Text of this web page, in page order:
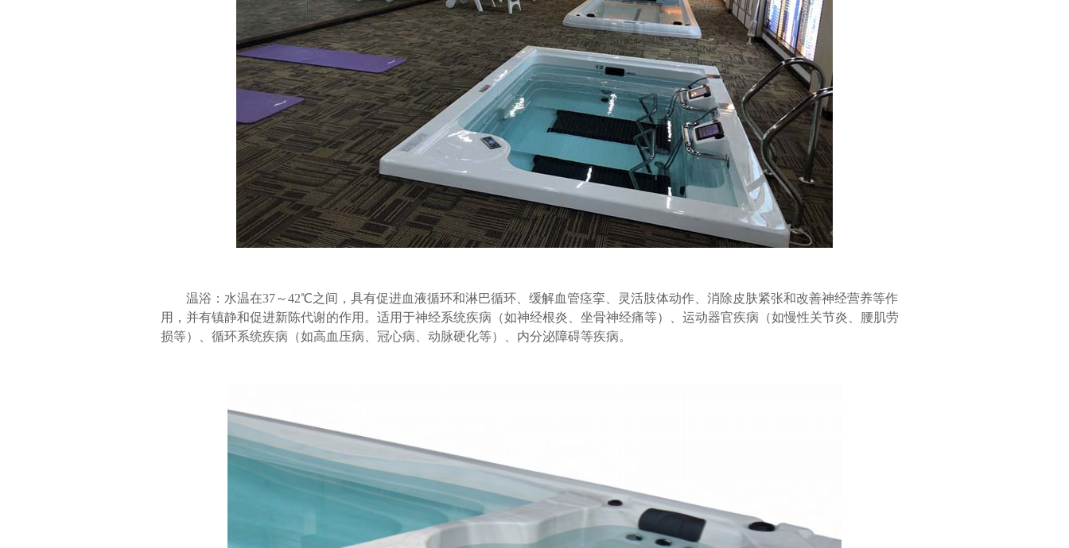
温浴：水温在37～42℃之间，具有促进血液循环和淋巴循环、缓解血管痉挛、灵活肢体动作、消除皮肤紧张和改善神经营养等作
用，并有镇静和促进新陈代谢的作用。适用于神经系统疾病（如神经根炎、坐骨神经痛等）、运动器官疾病（如慢性关节炎、腰肌劳
损等）、循环系统疾病（如高血压病、冠心病、动脉硬化等）、内分泌障碍等疾病。